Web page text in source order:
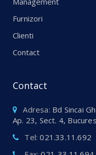
Furnizori
Clienti
Contact
Contact
Adresa: Bd Sincai
Ap. 23, Sect. 4,
Tel:021.33.11.692